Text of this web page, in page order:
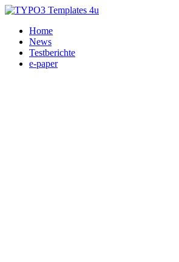
Home
News
Testberichte
e-paper